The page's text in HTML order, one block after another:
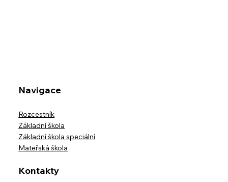
Navigace
Rozcestník
Základní škola
Základní škola speciální
Mateřská škola
Kontakty